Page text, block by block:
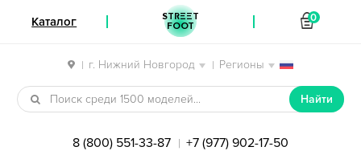
| г. Нижний Новгород | Регионы
Перейти к навигации
Перейти к содержимому
Найти
8 (800) 551-33-87 | +7 (977) 902-17-50
Каталог STREET
FOOT
0